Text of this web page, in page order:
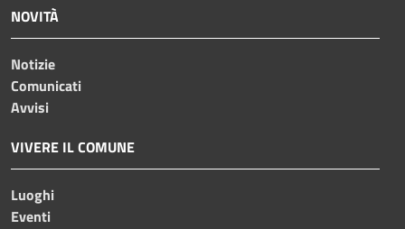
NOVITÀ
Notizie
Comunicati
Avvisi
VIVERE IL COMUNE
Luoghi
Eventi